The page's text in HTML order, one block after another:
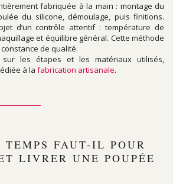
fabriquée à la main : montage du
du silicone, démoulage, puis finitions.
d’un contrôle attentif : température de
et équilibre général. Cette méthode
de qualité.
les étapes et les matériaux utilisés,
à la fabrication artisanale.
FAUT-IL POUR
LIVRER UNE POUPÉE